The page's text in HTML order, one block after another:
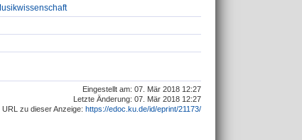
Eingestellt am: 07. Mär 2018 12:27
Letzte Änderung: 07. Mär 2018 12:27
URL zu dieser Anzeige: https://edoc.ku.de/id/eprint/21173/